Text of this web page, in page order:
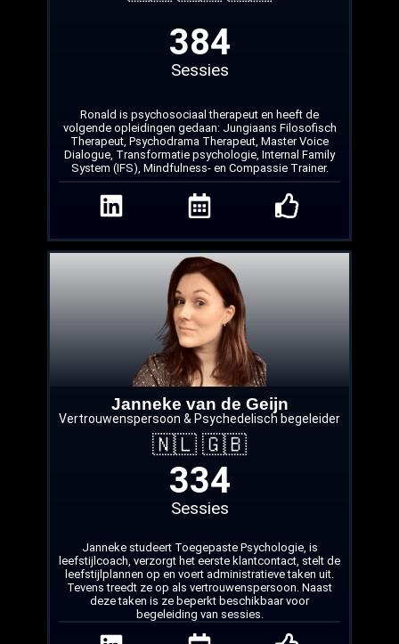
Sessies
384
Ronald is psychosociaal therapeut en heeft de
volgende opleidingen gedaan: Jungiaans Filosofisch
Therapeut, Psychodrama Therapeut, Master Voice
Dialogue, Transformatie psychologie, Internal Family
System (IFS), Mindfulness- en Compassie Trainer.
Janneke van de Geijn
Vertrouwenspersoon & Psychedelisch begeleider
🇳🇱 🇬🇧
Sessies
334
Janneke studeert Toegepaste Psychologie, is
leefstijlcoach, verzorgt het eerste klantcontact, stelt de
leefstijlplannen op en voert administratieve taken uit.
Tevens treedt ze op als vertrouwenspersoon. Naast
deze taken is ze beperkt beschikbaar voor
begeleiding van sessies.